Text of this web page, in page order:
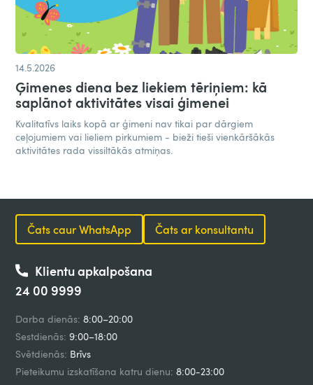
14.5.2026
Ģimenes diena bez liekiem tēriņiem: kā
saplānot aktivitātes visai ģimenei
Kvalitatīvs laiks kopā ar ģimeni nav tikai par dārgiem
ceļojumiem vai lieliem pirkumiem - bieži tieši vienkāršākās
aktivitātes rada vissiltākās atmiņas.
Čats caur WhatsApp Čats ar konsultantu
Klientu apkalpošana
24 00 9999
Darba dienās: 8:00–20:00
Sestdienās: 9:00–18:00
Svētdienās: Brīvs
Pieteikumu izskatīšana katru dienu: 8:00-23:00